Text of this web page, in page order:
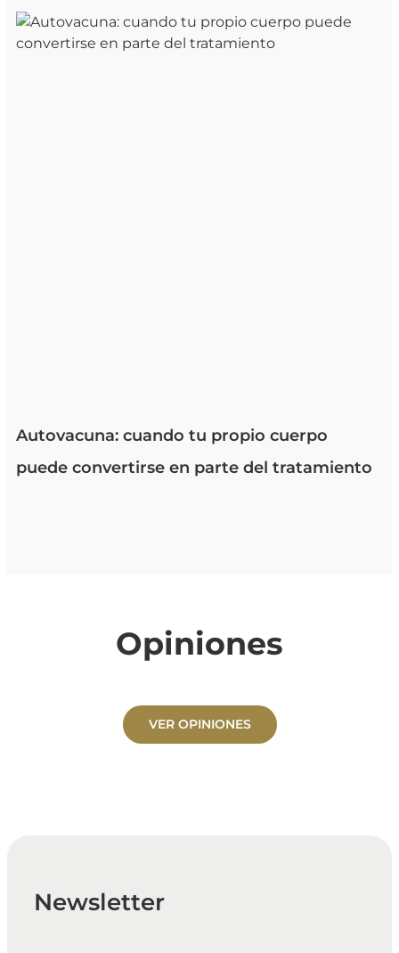
Autovacuna: cuando tu propio cuerpo
puede convertirse en parte del tratamiento
Opiniones
VER OPINIONES
Newsletter